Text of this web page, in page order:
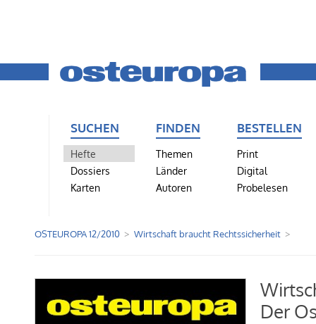
SUCHEN
Hefte
Dossiers
Karten
FINDEN
Themen
Länder
Autoren
BESTELLEN
Print
Digital
Probelesen
OSTEUROPA 12/2010 Wirtschaft braucht Rechtssicherheit
Der